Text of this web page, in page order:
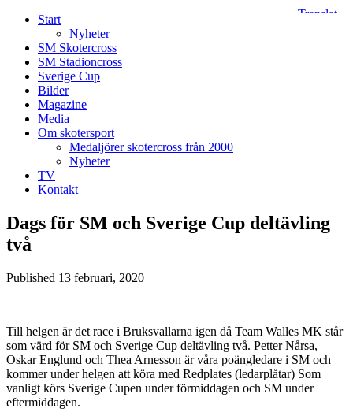
Start
Nyheter
SM Skotercross
SM Stadioncross
Sverige Cup
Bilder
Magazine
Media
Om skotersport
Medaljörer skotercross från 2000
Nyheter
TV
Kontakt
Dags för SM och Sverige Cup deltävling
två
Published 13 februari, 2020
Till helgen är det race i Bruksvallarna igen då Team Walles MK står
som värd för SM och Sverige Cup deltävling två. Petter Nårsa,
Oskar Englund och Thea Arnesson är våra poängledare i SM och
kommer under helgen att köra med Redplates (ledarplåtar) Som
vanligt körs Sverige Cupen under förmiddagen och SM under
eftermiddagen.